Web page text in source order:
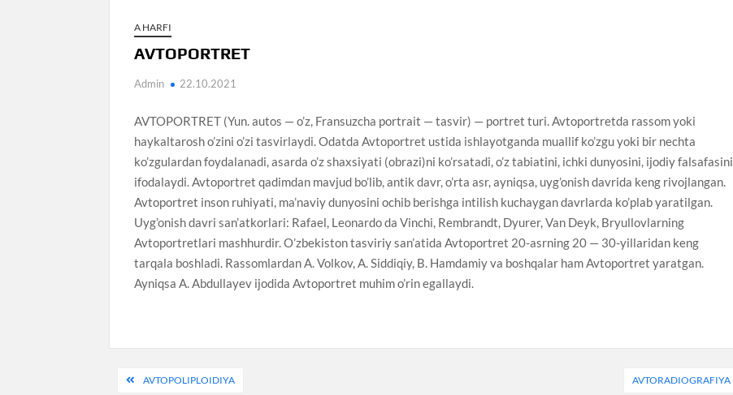
A HARFI
AVTOPORTRET
Admin 22.10.2021
AVTOPORTRET (Yun. autos — o’z, Fransuzcha portrait — tasvir) — portret turi. Avtoportretda rassom yoki
haykaltarosh o’zini o’zi tasvirlaydi. Odatda Avtoportret ustida ishlayotganda muallif ko’zgu yoki bir nechta
ko’zgulardan foydalanadi, asarda o’z shaxsiyati (obrazi)ni ko’rsatadi, o’z tabiatini, ichki dunyosini, ijodiy falsafasini
ifodalaydi. Avtoportret qadimdan mavjud bo’lib, antik davr, o’rta asr, ayniqsa, uyg’onish davrida keng rivojlangan.
Avtoportret inson ruhiyati, ma’naviy dunyosini ochib berishga intilish kuchaygan davrlarda ko’plab yaratilgan.
Uyg’onish davri san’atkorlari: Rafael, Leonardo da Vinchi, Rembrandt, Dyurer, Van Deyk, Bryullovlarning
Avtoportretlari mashhurdir. O’zbekiston tasviriy san’atida Avtoportret 20-asrning 20 — 30-yillaridan keng
tarqala boshladi. Rassomlardan A. Volkov, A. Siddiqiy, B. Hamdamiy va boshqalar ham Avtoportret yaratgan.
Ayniqsa A. Abdullayev ijodida Avtoportret muhim o’rin egallaydi.
PostAVTOPOLIPLOIDIYA AVTORADIOGRAFIYA